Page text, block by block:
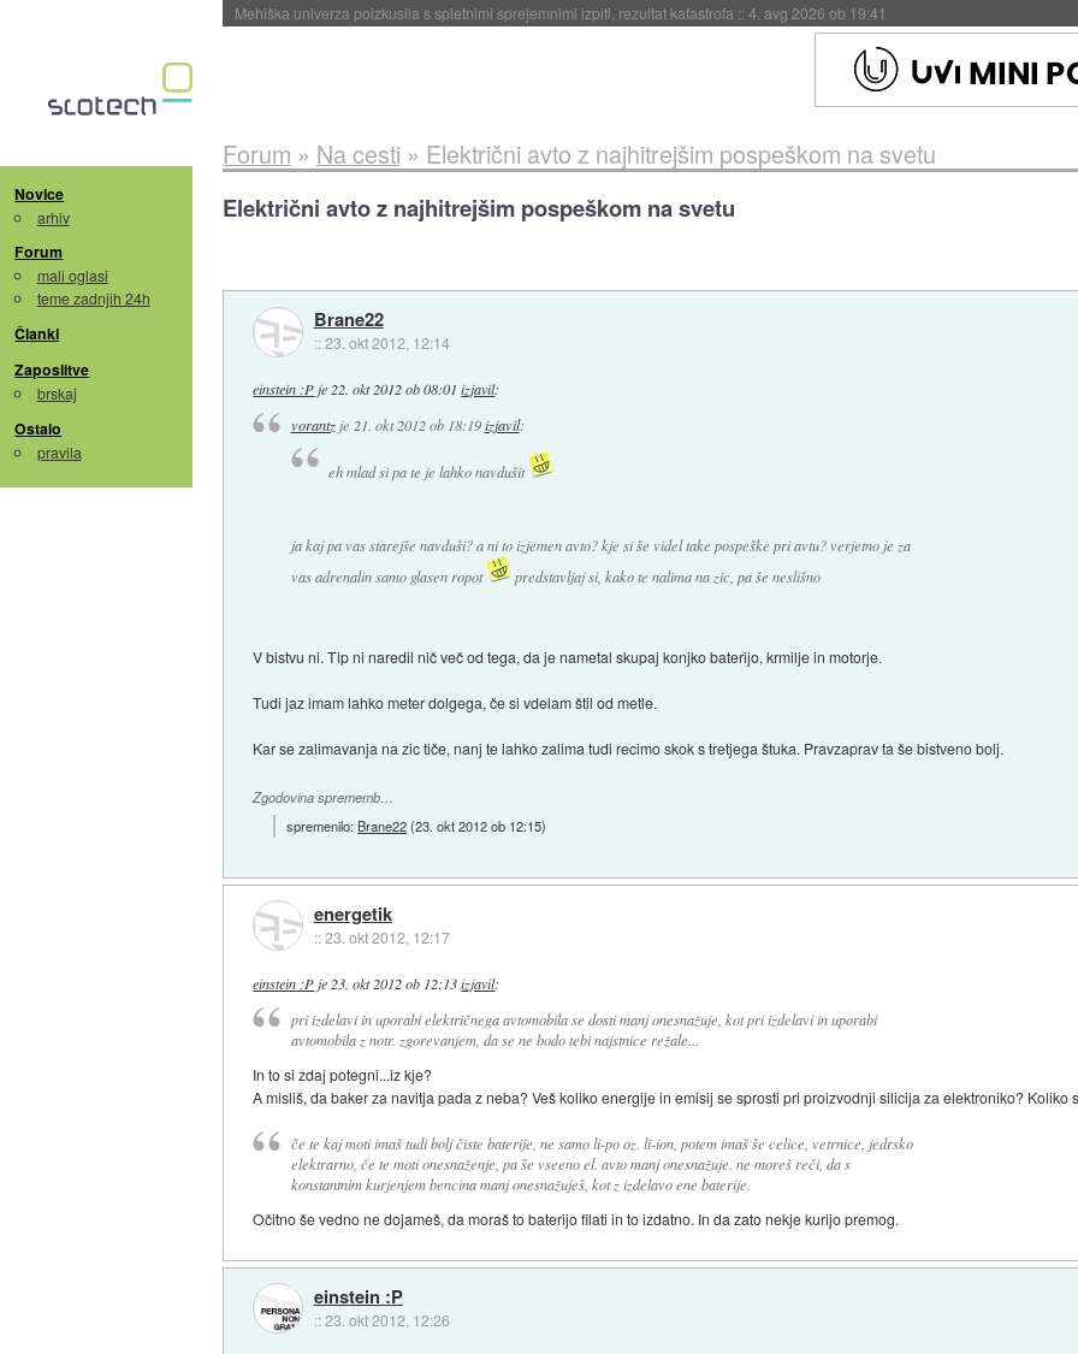
Evropska vesoljska agencija razvija svojo raketo za večkratno uporabo::4. avg 2026 ob 19:41
Novice
arhiv
Forum
mali oglasi
teme zadnjih 24h
Članki
Zaposlitve
brskaj
Ostalo
pravila
Forum » Na cesti » Električni avto z najhitrejšim pospeškom na svetu
Električni avto z najhitrejšim pospeškom na svetu
Brane22
::23. okt 2012, 12:14
einstein :P je 22. okt 2012 ob 08:01 izjavil:
vorantzje 21. okt 2012 ob 18:19 izjavil:
eh mlad si pa te je lahko navdušit
ja kaj pa vas starejše navduši? a ni to izjemen avto? kje si še videl take pospeške pri avtu? verjetno je za
vas adrenalin samo glasen ropot
predstavljaj si, kako te nalima na zic, pa še neslišno
V bistvu ni. Tip ni naredil nič več od tega, da je nametal skupaj konjko baterijo, krmilje in motorje.
Tudi jaz imam lahko meter dolgega, če si vdelam štil od metle.
Kar se zalimavanja na zic tiče, nanj te lahko zalima tudi recimo skok s tretjega štuka. Pravzaprav ta še bistveno bolj.
Zgodovina sprememb…
spremenilo:Brane22(23. okt 2012 ob 12:15)
energetik
::23. okt 2012, 12:17
einstein :P je 23. okt 2012 ob 12:13 izjavil:
pri izdelavi in uporabi električnega avtomobila se dosti manj onesnažuje, kot pri izdelavi in uporabi
avtomobila z notr. zgorevanjem, da se ne bodo tebi najstnice režale...
In to si zdaj potegni...iz kje?
A misliš, da baker za navitja pada z neba? Veš koliko energije in emisij se sprosti pri proizvodnji silicija za elektroniko? Koliko
če te kaj moti imaš tudi bolj čiste baterije, ne samo li-po oz. li-ion, potem imaš še celice, vetrnice, jedrsko
elektrarno, če te moti onesnaženje, pa še vseeno el. avto manj onesnažuje. ne moreš reči, da s
konstantnim kurjenjem bencina manj onesnažuješ, kot z izdelavo ene baterije.
Očitno še vedno ne dojameš, da moraš to baterijo filati in to izdatno. In da zato nekje kurijo premog.
einstein :P
::23. okt 2012, 12:26